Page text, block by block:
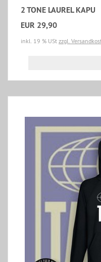
2 TONE LAUREL KAPU
EUR 29,90
inkl. 19 % USt zzgl.